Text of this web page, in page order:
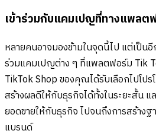
เข้าร่วมกับแคมเปญที่ทางแพลต
หลายคนอาจมองข้ามในจุดนี้ไป แต่เป็น
ร่วมแคมเปญต่าง ๆ ที่แพลตฟอร์ม Tik
TikTok Shop ของคุณได้รับเลือกไปโป
สร้างผลดีให้กับธุรกิจได้ทั้งในระยะสั้น แล
ยอดขายให้กับธุรกิจ ไปจนถึงการสร้าง
แบรนด์